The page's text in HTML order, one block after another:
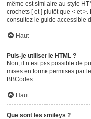
même est similaire au style
crochets [ et ] plutôt que < et
consultez le guide accessible
Haut
Puis-je utiliser le HTML ?
Non, il n’est pas possible de
mises en forme permises par
BBCodes.
Haut
Que sont les smileys ?